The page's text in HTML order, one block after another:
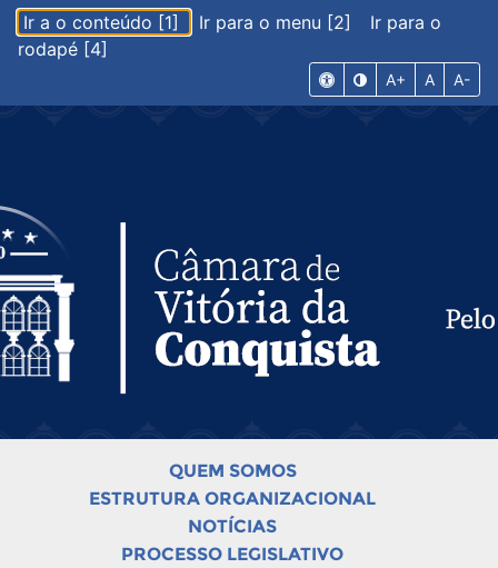
Ir a o conteúdo [1] Ir para o menu [2]
Ir para o
rodapé [4]
A+ A A-
QUEM SOMOS
ESTRUTURA ORGANIZACIONAL
NOTÍCIAS
PROCESSO LEGISLATIVO